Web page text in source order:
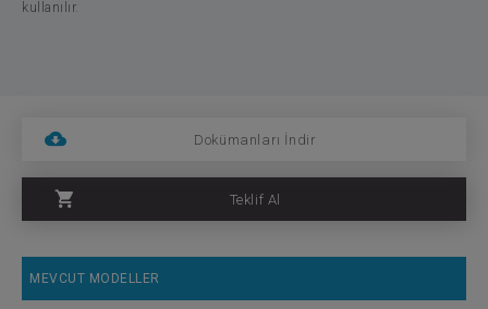
kullanılır.
Dokümanları İndir
Teklif Al
MEVCUT MODELLER